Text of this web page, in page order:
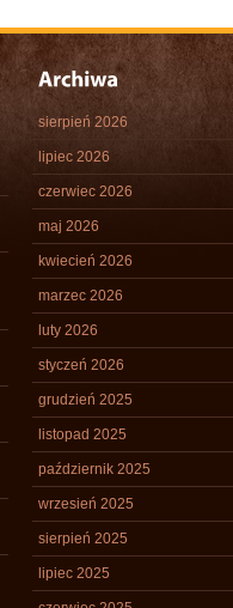
sierpień 2026
lipiec 2026
czerwiec 2026
maj 2026
kwiecień 2026
marzec 2026
luty 2026
styczeń 2026
grudzień 2025
listopad 2025
październik 2025
wrzesień 2025
sierpień 2025
lipiec 2025